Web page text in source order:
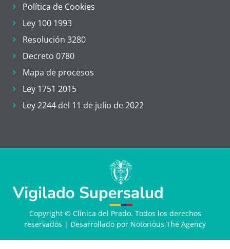
Política de Cookies
Ley 100 1993
Resolución 3280
Decreto 0780
Mapa de procesos
Ley 1751 2015
Ley 2244 del 11 de julio de 2022
Copyright © Clínica del Prado. Todos los derechos
reservados | Desarrollado por Notorious The Agency